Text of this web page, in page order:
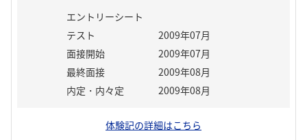
エントリーシート
テスト
2009年07月
面接開始
2009年07月
最終面接
2009年08月
内定・内々定
2009年08月
体験記の詳細はこちら